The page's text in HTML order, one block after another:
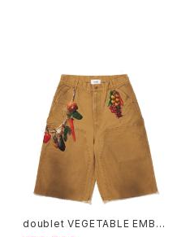
doublet VEGETABLE EMBR